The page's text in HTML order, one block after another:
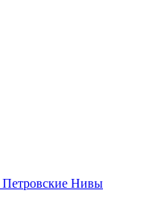
Петровские Нивы